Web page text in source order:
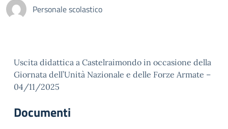
Personale scolastico
Uscita didattica a Castelraimondo in occasione della
Giornata dell’Unità Nazionale e delle Forze Armate –
04/11/2025
Documenti